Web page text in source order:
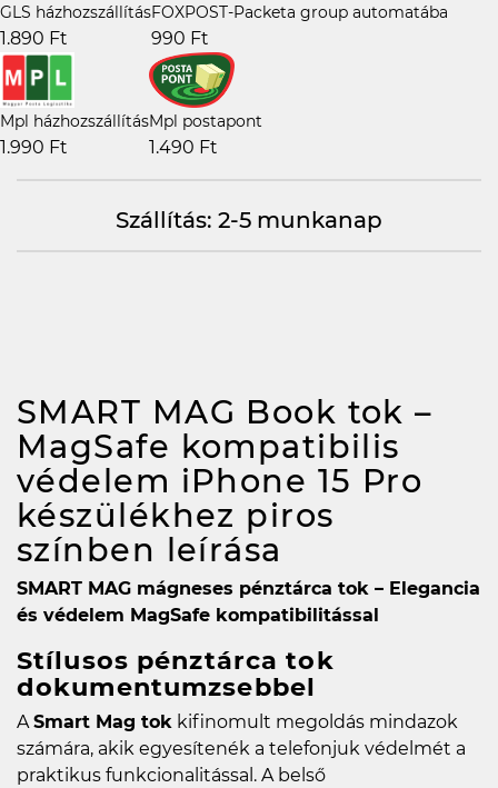
GLS házhozszállítás
1.890 Ft
FOXPOST-Packeta group automatába
990 Ft
Mpl házhozszállítás
1.990 Ft
Mpl postapont
1.490 Ft
Szállítás: 2-5 munkanap
SMART MAG Book tok –
MagSafe kompatibilis
védelem iPhone 15 Pro
készülékhez piros
színben leírása
SMART MAG mágneses pénztárca tok – Elegancia
és védelem MagSafe kompatibilitással
Stílusos pénztárca tok
dokumentumzsebbel
A Smart Mag tok kifinomult megoldás mindazok
számára, akik egyesítenék a telefonjuk védelmét a
praktikus funkcionalitással. A belső